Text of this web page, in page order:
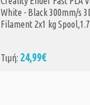
White - Black 300mm/s
Filament 2x1 kg
Τιμή: 24,99€